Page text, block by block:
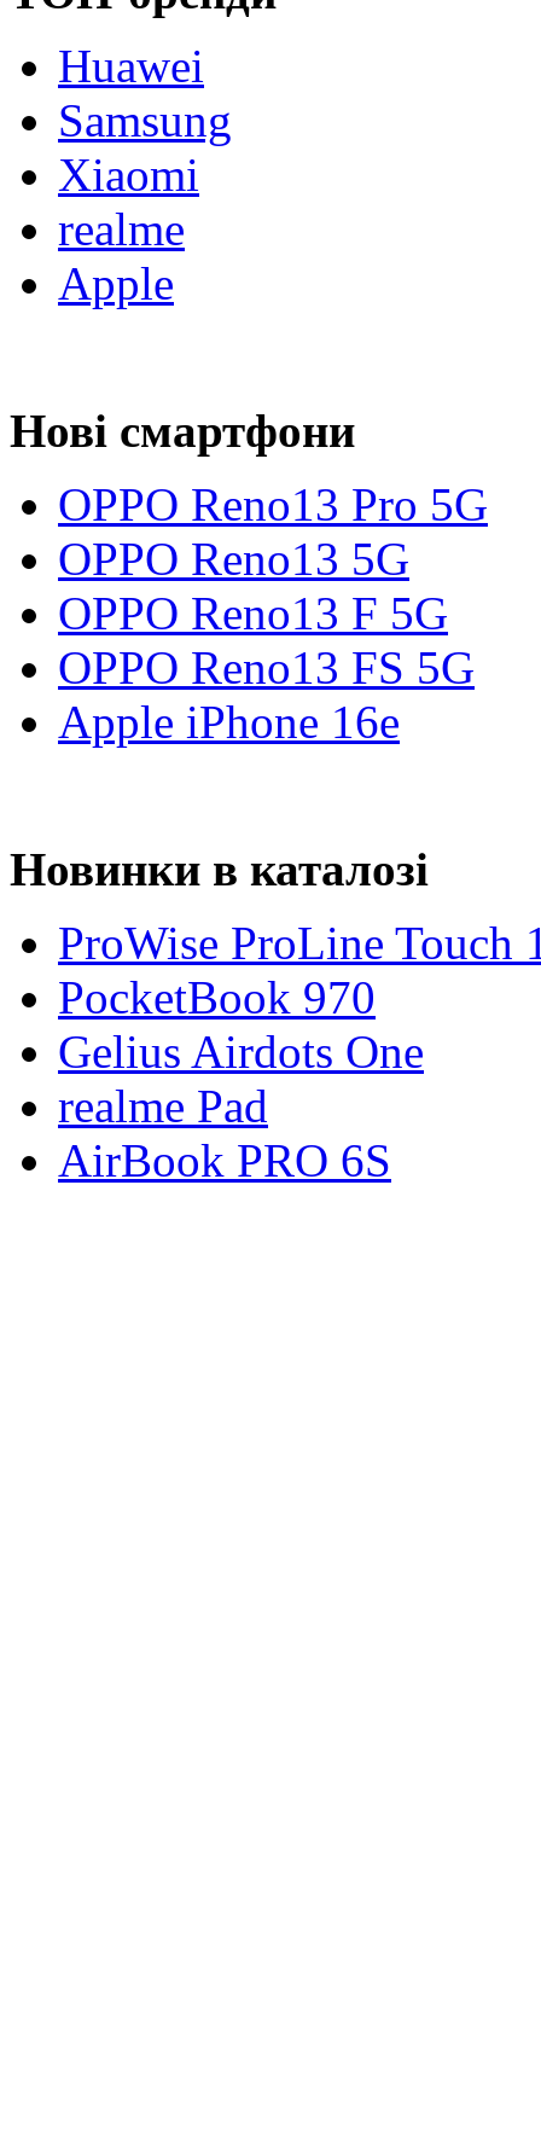
Huawei
Samsung
Xiaomi
realme
Apple
Нові смартфони
OPPO Reno13 Pro 5G
OPPO Reno13 5G
OPPO Reno13 F 5G
OPPO Reno13 FS 5G
Apple iPhone 16e
Новинки в каталозі
ProWise ProLine Touch
PocketBook 970
Gelius Airdots One
realme Pad
AirBook PRO 6S